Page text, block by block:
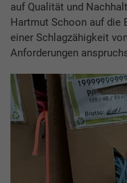
auf Qualität und
Hartmut Schoon auf die
einer Schlagzähigkeit
Anforderungen